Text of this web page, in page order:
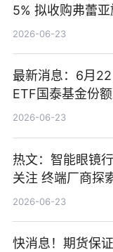
5% 拟收购弗蕾
业务少数股权
2026-06-23
最新消息：6月
ETF国泰基金份
份，重仓股紫金
2026-06-23
热文：智能眼镜
关注 终端厂商探
等方案
2026-06-23
快消息！期货保